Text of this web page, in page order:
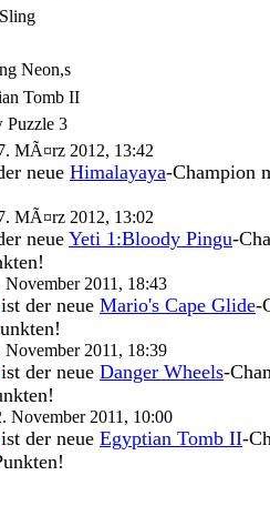
Neon,s
Tomb II
Puzzle 3
MÃ¤rz 2012, 13:42
neue Himalayaya-Champion
MÃ¤rz 2012, 13:02
neue Yeti 1:Bloody Pingu-
November 2011, 18:43
ist der neue Mario's Cape Glide-
November 2011, 18:39
ist der neue Danger Wheels-
November 2011, 10:00
ist der neue Egyptian Tomb II-